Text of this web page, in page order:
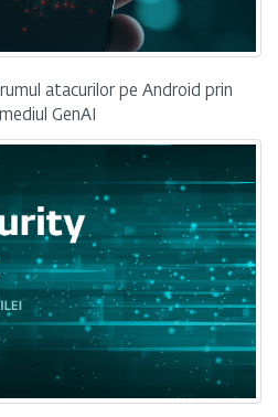
atacurilor pe Android prin
GenAI